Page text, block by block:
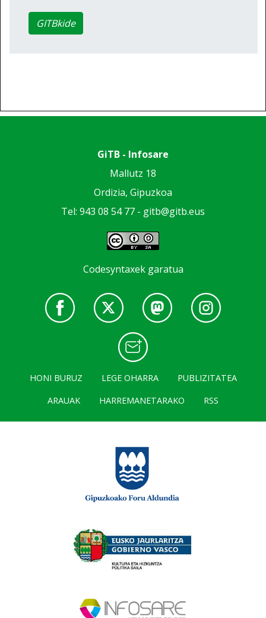
GITBkide
GiTB - Infosare
Mallutz 18
Ordizia, Gipuzkoa
Tel: 943 08 54 77 - gitb@gitb.eus
Codesyntaxek garatua
HONI BURUZ LEGE OHARRA
PUBLIZITATEA
ARAUAK
HARREMANETARAKO RSS